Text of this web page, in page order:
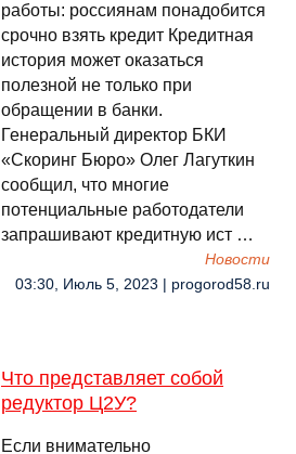
работы: россиянам понадобится
срочно взять кредит Кредитная
история может оказаться
полезной не только при
обращении в банки.
Генеральный директор БКИ
«Скоринг Бюро» Олег Лагуткин
сообщил, что многие
потенциальные работодатели
запрашивают кредитную ист …
Новости
03:30, Июль 5, 2023 | progorod58.ru
Что представляет собой
редуктор Ц2У?
Если внимательно